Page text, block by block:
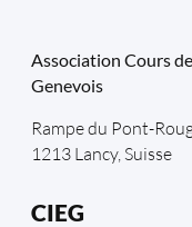
Association Cours
Genevois
Rampe du Pont-
1213 Lancy, Suisse
CIEG